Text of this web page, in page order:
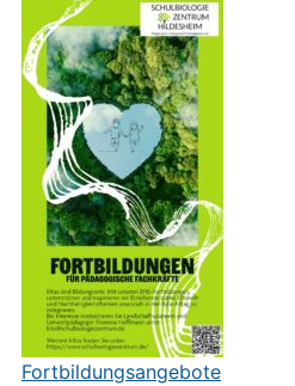
Fortbildungsangebote